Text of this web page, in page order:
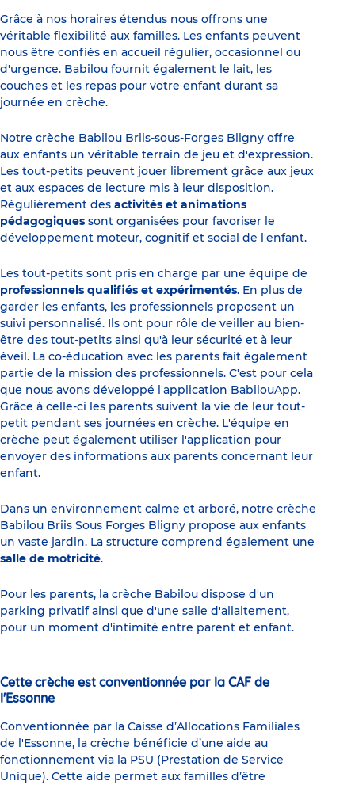
Grâce à nos horaires étendus nous offrons une
véritable flexibilité aux familles. Les enfants peuvent
nous être confiés en accueil régulier, occasionnel ou
d'urgence. Babilou fournit également le lait, les
couches et les repas pour votre enfant durant sa
journée en crèche.
Notre crèche Babilou Briis-sous-Forges Bligny offre
aux enfants un véritable terrain de jeu et d'expression.
Les tout-petits peuvent jouer librement grâce aux jeux
et aux espaces de lecture mis à leur disposition.
Régulièrement des activités et animations
pédagogiques sont organisées pour favoriser le
développement moteur, cognitif et social de l'enfant.
Les tout-petits sont pris en charge par une équipe de
professionnels qualifiés et expérimentés. En plus de
garder les enfants, les professionnels proposent un
suivi personnalisé. Ils ont pour rôle de veiller au bien-
être des tout-petits ainsi qu'à leur sécurité et à leur
éveil. La co-éducation avec les parents fait également
partie de la mission des professionnels. C'est pour cela
que nous avons développé l'application BabilouApp.
Grâce à celle-ci les parents suivent la vie de leur tout-
petit pendant ses journées en crèche. L'équipe en
crèche peut également utiliser l'application pour
envoyer des informations aux parents concernant leur
enfant.
Dans un environnement calme et arboré, notre crèche
Babilou Briis Sous Forges Bligny propose aux enfants
un vaste jardin. La structure comprend également une
salle de motricité.
Pour les parents, la crèche Babilou dispose d'un
parking privatif ainsi que d'une salle d'allaitement,
pour un moment d'intimité entre parent et enfant.
Cette crèche est conventionnée par la CAF de
l'Essonne
Conventionnée par la Caisse d’Allocations Familiales
de l'Essonne, la crèche bénéficie d’une aide au
fonctionnement via la PSU (Prestation de Service
Unique). Cette aide permet aux familles d’être